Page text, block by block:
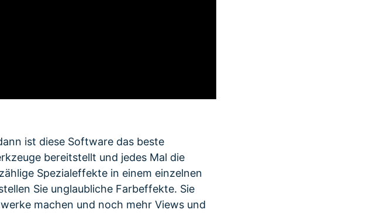
ist diese Software das beste
bereitstellt und jedes Mal die
Spezialeffekte in einem einzelnen
Sie unglaubliche Farbeffekte. Sie
machen und noch mehr Views und